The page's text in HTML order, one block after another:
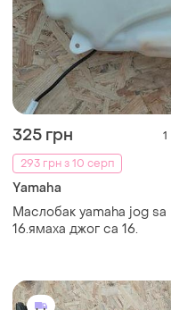
325 грн
1
293 грн з 10 серп
Yamaha
Маслобак yamaha jog sa
16.ямаха джог са 16.